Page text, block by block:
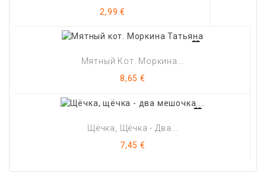
Цена
2,99 €
Мятный Кот. Моркина...
Цена
8,65 €
Щёчка, Щёчка - Два...
Цена
7,45 €